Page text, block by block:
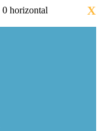
0 horizontal
X